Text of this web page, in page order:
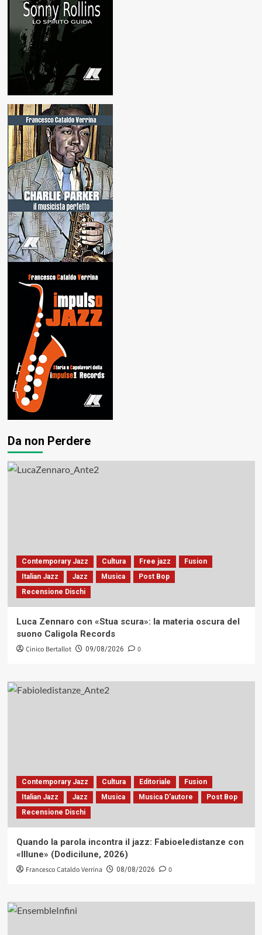
Da non Perdere
Contemporary Jazz Cultura Free jazz
Fusion
Italian Jazz
Jazz Musica
Post Bop
Recensione Dischi
Luca Zennaro con «Stua scura»: la materia oscura del
suono Caligola Records
Cinico Bertallot 09/08/2026 0
Contemporary Jazz Cultura Editoriale
Fusion
Italian Jazz
Jazz Musica Musica D'autore
Post Bop
Recensione Dischi
Quando la parola incontra il jazz: Fabioeledistanze con
«Illune» (Dodicilune, 2026)
Francesco Cataldo Verrina 08/08/2026 0